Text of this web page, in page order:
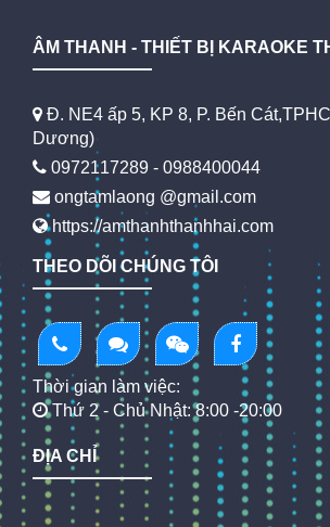
ÂM THANH - THIẾT BỊ KARAOKE
Đ. NE4 ấp 5, KP 8, P. Bến
Dương)
0972117289 - 0988400044
ongtamlaong @gmail.com
https://amthanhthanhhai.com
THEO DÕI CHÚNG TÔI
Thời gian làm việc:
Thứ 2 - Chủ Nhật: 8:00 -20:00
ĐỊA CHỈ